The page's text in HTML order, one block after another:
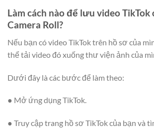
Làm cách nào để lưu video TikTok
Camera Roll?
Nếu bạn có video TikTok trên hồ sơ của
thể tải video đó xuống thư viện ảnh của
Dưới đây là các bước để làm theo:
● Mở ứng dụng TikTok.
● Truy cập trang hồ sơ TikTok của bạn và